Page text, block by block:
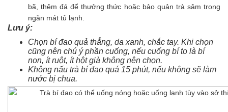
bã, thêm đá để thưởng thức hoặc bảo quản trà sâm trong
ngăn mát tủ lạnh.
Lưu ý:
Chọn bí đao quả thẳng, da xanh, chắc tay. Khi chọn
cũng nên chú ý phần cuống, nếu cuống bí to là bí
non, ít ruột, ít hột già không nên chọn.
Không nấu trà bí đao quá 15 phút, nếu không sẽ làm
nước bị chua.